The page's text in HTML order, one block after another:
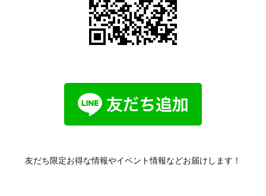
友だち限定お得な情報やイベント情報などお届けします！